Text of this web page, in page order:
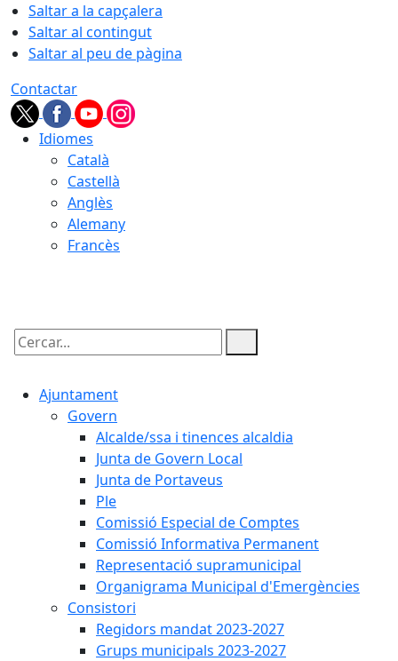
Saltar a la capçalera
Saltar al contingut
Saltar al peu de pàgina
Contactar
Idiomes
Català
Castellà
Anglès
Alemany
Francès
Cercar:
Ajuntament
Govern
Alcalde/ssa i tinences alcaldia
Junta de Govern Local
Junta de Portaveus
Ple
Comissió Especial de Comptes
Comissió Informativa Permanent
Representació supramunicipal
Organigrama Municipal d'Emergències
Consistori
Regidors mandat 2023-2027
Grups municipals 2023-2027